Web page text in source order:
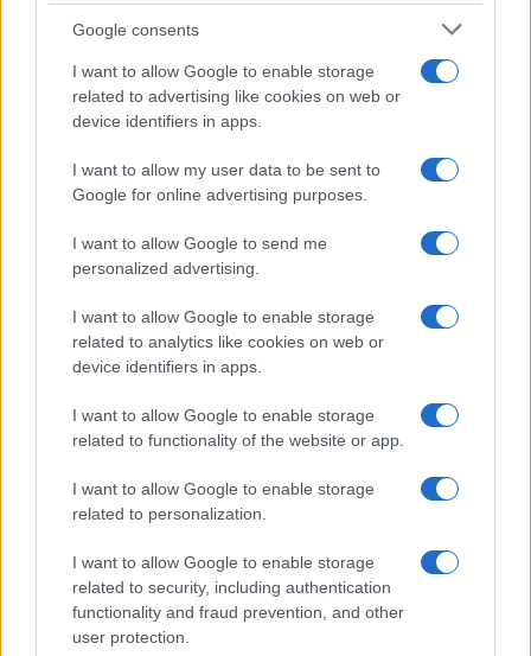
Google consents
I want to allow Google to enable storage
related to advertising like cookies on web or
device identifiers in apps.
I want to allow my user data to be sent to
Google for online advertising purposes.
I want to allow Google to send me
personalized advertising.
I want to allow Google to enable storage
related to analytics like cookies on web or
device identifiers in apps.
I want to allow Google to enable storage
related to functionality of the website or app.
I want to allow Google to enable storage
related to personalization.
I want to allow Google to enable storage
related to security, including authentication
functionality and fraud prevention, and other
user protection.
perché guardarla
Cristian Castiglioni · 7 Ago 2026